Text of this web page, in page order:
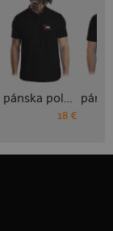
pánska polokošeľa
18 €